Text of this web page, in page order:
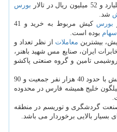
بورس
شد.
بورس
كیش مربوط به خرید و 41
سهام بوده است.
بیشترین معاملات از نظر تعداد و
ایران، صنایع مس شهید باهنر،
تامین و گروه صنعتی پاكشو
جزیره مرجانی و گردشگری كیش با حدود 40 هزار نفر جمعیت و 90
خلیج همیشه فارس در محدوده
گردشگری و توریسم در منطقه
بالایی برخوردار می باشد.